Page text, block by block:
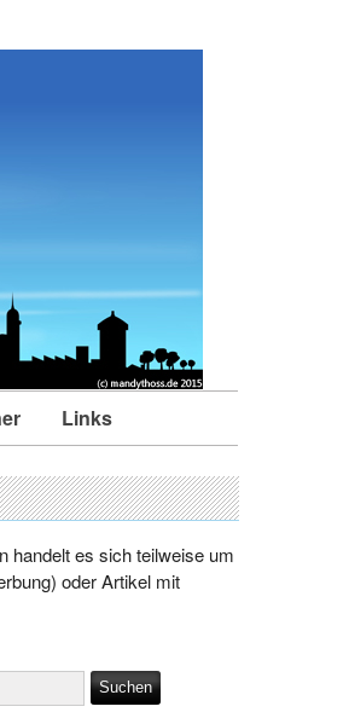
Links
handelt es sich teilweise um
oder Artikel mit